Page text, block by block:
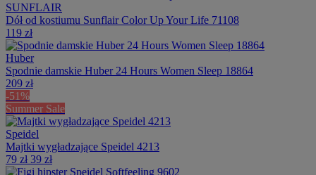
SUNFLAIR
Dół od kostiumu Sunflair Color Up Your Life 71108
119 zł
Huber
Spodnie damskie Huber 24 Hours Women Sleep 18864
209 zł
-51%
Summer Sale
Speidel
Majtki wygładzające Speidel 4213
79 zł 39 zł